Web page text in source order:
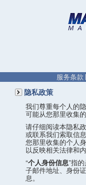
服务条款
隐私政策
我们尊重每个人的
可能从您那里收集
请仔细阅读本隐私
或联系我们索取信
您那里收集的个人
以反映相关法律和
“个人身份信息”指
子邮件地址、身份
息。